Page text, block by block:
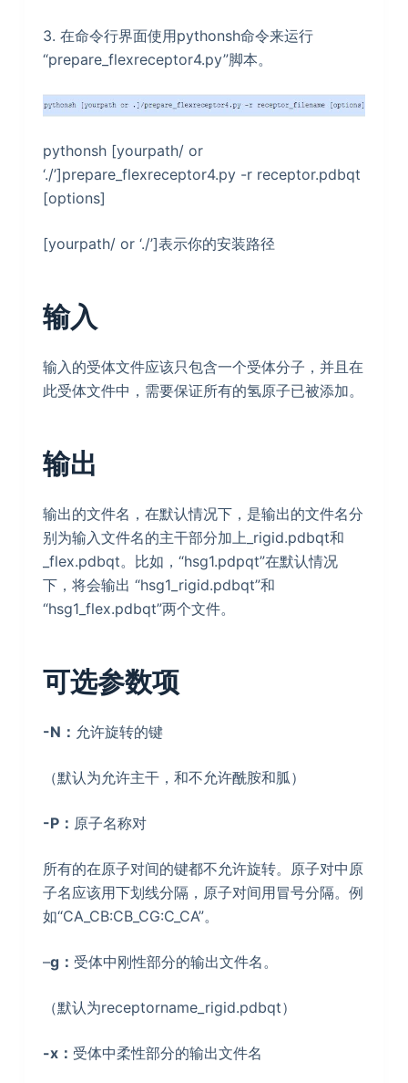
3. 在命令行界面使用pythonsh命令来运行
“prepare_flexreceptor4.py”脚本。
pythonsh [yourpath/ or
‘./’]prepare_flexreceptor4.py -r receptor.pdbqt
[options]
[yourpath/ or ‘./’]表示你的安装路径
输入
输入的受体文件应该只包含一个受体分子，并且在
此受体文件中，需要保证所有的氢原子已被添加。
输出
输出的文件名，在默认情况下，是输出的文件名分
别为输入文件名的主干部分加上_rigid.pdbqt和
_flex.pdbqt。比如，“hsg1.pdpqt”在默认情况
下，将会输出 “hsg1_rigid.pdbqt”和
“hsg1_flex.pdbqt”两个文件。
可选参数项
-N： 允许旋转的键
（默认为允许主干，和不允许酰胺和胍）
-P： 原子名称对
所有的在原子对间的键都不允许旋转。原子对中原
子名应该用下划线分隔，原子对间用冒号分隔。例
如“CA_CB:CB_CG:C_CA”。
–g： 受体中刚性部分的输出文件名。
（默认为receptorname_rigid.pdbqt）
-x： 受体中柔性部分的输出文件名